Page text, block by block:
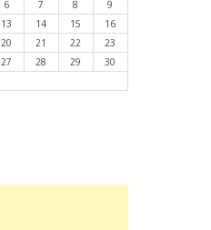
6 7 8
9
13 14 15
16
20 21 22
23
27 28 29
30